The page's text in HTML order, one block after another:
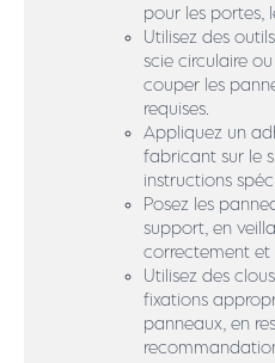
pour les portes,
Utilisez des
scie circulaire
couper les
requises.
Appliquez un
fabricant sur le
instructions
Posez les
support, en
correctement et
Utilisez des
fixations
panneaux, en